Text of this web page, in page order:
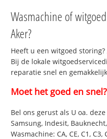
Wasmachine of
Aker?
Heeft u een witgoed
Bij de lokale
reparatie snel en
Moet het goed en
Bel ons gerust als U oa.
Samsung, Indesit,
Wasmachine: CA, CE, C1, C3,